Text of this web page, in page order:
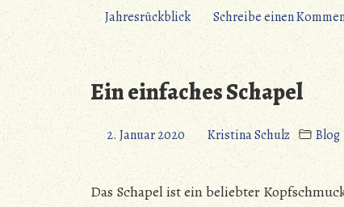
ist
Online“
Jahresrückblick Schreibe einen
Ein einfaches Schapel
2. Januar 2020 Kristina Schulz Blog
Das Schapel ist ein beliebter